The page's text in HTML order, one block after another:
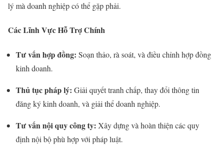
lý mà doanh nghiệp có thể gặp phải.
Các Lĩnh Vực Hỗ Trợ Chính
Tư vấn hợp đồng: Soạn thảo, rà soát, và điều chỉnh hợp đồng
kinh doanh.
Thủ tục pháp lý: Giải quyết tranh chấp, thay đổi thông tin
đăng ký kinh doanh, và giải thể doanh nghiệp.
Tư vấn nội quy công ty: Xây dựng và hoàn thiện các quy
định nội bộ phù hợp với pháp luật.